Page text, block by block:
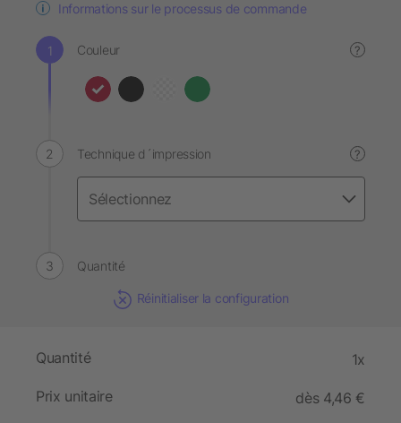
Informations sur le processus de commande
Couleur ?
Technique d´impression ?
Quantité
Réinitialiser la configuration
Quantité 1x
Prix unitaire
dès 4,46 €